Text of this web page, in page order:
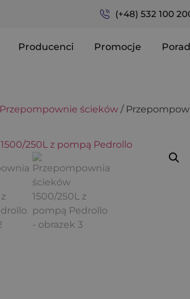
(+48) 532 100
Producenci Promocje
Przepompownie ścieków /